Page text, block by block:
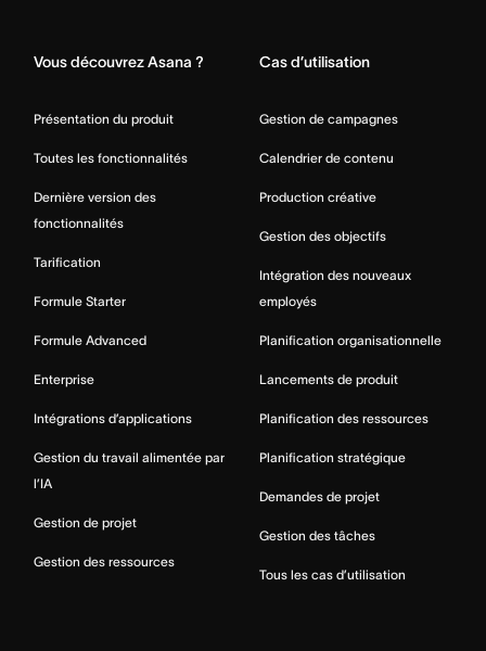
Vous découvrez Asana ?
Présentation du produit
Toutes les fonctionnalités
Dernière version des
fonctionnalités
Tarification
Formule Starter
Formule Advanced
Enterprise
Intégrations d’applications
Gestion du travail alimentée par
l’IA
Gestion de projet
Gestion des ressources
Cas d’utilisation
Gestion de campagnes
Calendrier de contenu
Production créative
Gestion des objectifs
Intégration des nouveaux
employés
Planification organisationnelle
Lancements de produit
Planification des ressources
Planification stratégique
Demandes de projet
Gestion des tâches
Tous les cas d’utilisation